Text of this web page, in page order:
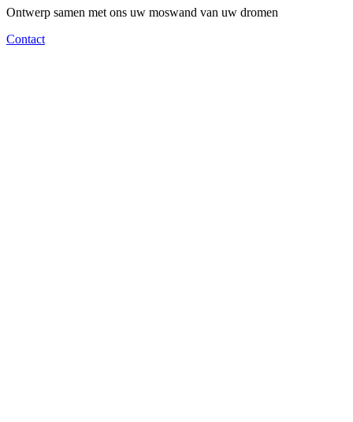
Ontwerp samen met ons uw moswand van uw dromen
Contact